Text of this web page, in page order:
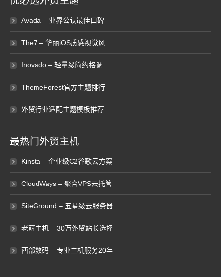
Avada – 业界公认最佳口碑
The7 – 华丽iOS质感视觉风
Inovado – 轻量级简约格调
ThemeForest官方主题排行
外贸行业适配主题模板推荐
最热门外贸主机
Kinsta – 企业级C2谷歌云方案
CloudWays – 聚合VPS云托管
SiteGround – 五星级云服务器
老薛主机 – 30万外贸站长选择
西部数码 – 专业主机服务20年